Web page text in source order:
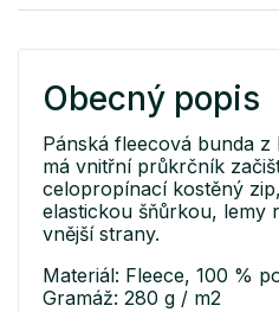
Obecný popis
Pánská fleecová bunda
má vnitřní průkrčník
celopropínací kostěný
elastickou šňůrkou, lemy
vnější strany.
Materiál: Fleece, 100 %
Gramáž: 280 g / m2